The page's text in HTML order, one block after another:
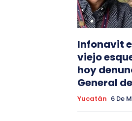
Infonavit
viejo
hoy
General
Yucatán 6 De